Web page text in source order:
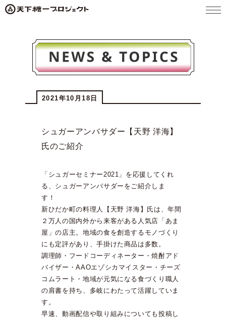
2021年10月18日
シュガーアンバサダー【天野 洋海】
氏のご紹介
「シュガーセミナー2021」を応援してくれ
る、シュガーアンバサダーをご紹介しま
す！
新ひだか町の料理人【天野 洋海】氏は、年間
２万人の国内外から来客がある人気店「あま
屋」の店主。地域の食を創造するモノづくり
にも定評があり、手掛けた商品は多数。
調理師・フードコーディネーター・焼酎アド
バイザー・AAOエゾシカマイスター・チーズ
コムラート・地域が元気になる食づくり職人
の肩書を持ち、多岐にわたって活躍していま
す。
早速、動画配信や取り組みについても投稿し